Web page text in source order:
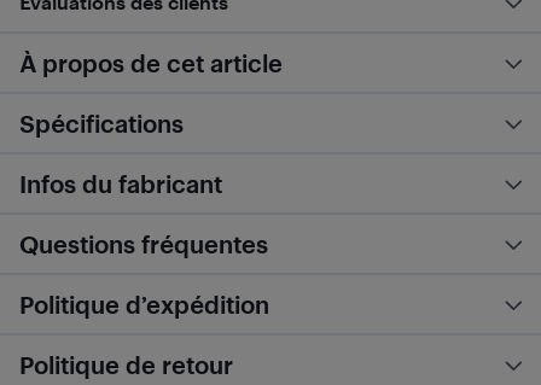
À propos de cet article
Spécifications
Infos du fabricant
Questions fréquentes
Politique d’expédition
Politique de retour